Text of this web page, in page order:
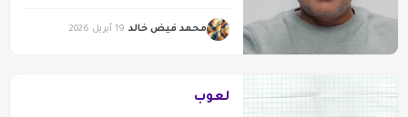
محمد فيض خالد 19 أبريل 2026
لعوب